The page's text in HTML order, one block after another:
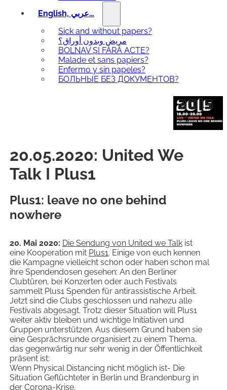
English, عربي…
Sick and without papers?
مريض وبدون أوراق؟
BOLNAV ȘI FĂRĂ ACTE?
Malade et sans papiers?
Enfermo y sin papeles?
БОЛЬНЫЕ БЕЗ ДОКУМЕНТОВ?
20.05.2020: United We
Talk I Plus1
Plus1: leave no one behind
nowhere
20. Mai 2020: Die Sendung von United we Talkist
eine Kooperation mit Plus1. Einige von euch kennen
die Kampagne vielleicht schon oder haben schon mal
ihre Spendendosen gesehen: An den Berliner
Clubtüren, bei Konzerten oder auch Festivals
sammelt Plus1 Spenden für antirassistische Arbeit.
Jetzt sind die Clubs geschlossen und nahezu alle
Festivals abgesagt. Trotz dieser Situation will Plus1
weiter aktiv bleiben und wichtige Initiativen und
Gruppen unterstützen. Aus diesem Grund haben sie
eine Gesprächsrunde organisiert zu einem Thema,
das gegenwärtig nur sehr wenig in der Öffentlichkeit
präsent ist:
Wenn Physical Distancing nicht möglich ist- Die
Situation Geflüchteter in Berlin und Brandenburg in
der Corona-Krise.